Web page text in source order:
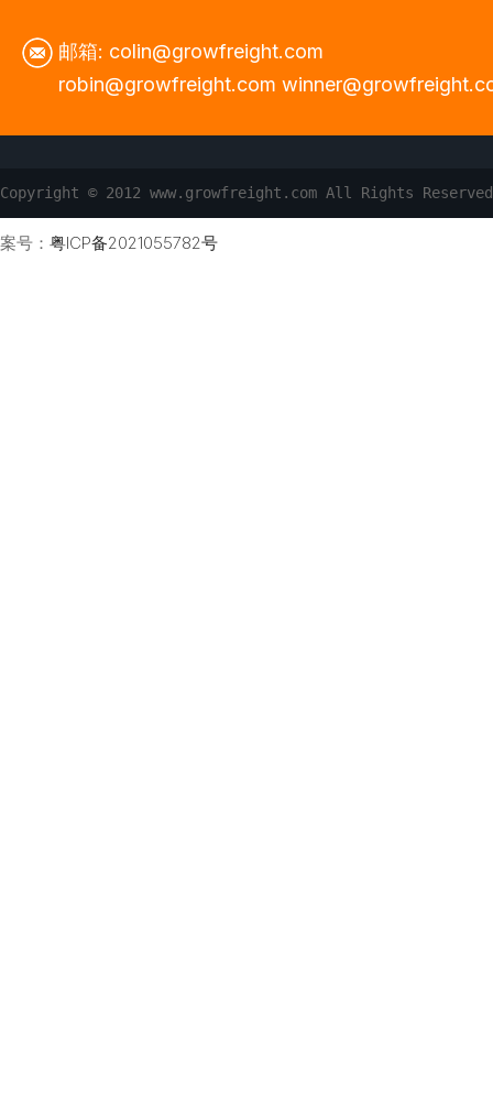
邮箱: colin@growfreight.com
robin@growfreight.com
Copyright © 2012 www.growfreight.com All Rights Reserved.
案号： 粤ICP备2021055782号